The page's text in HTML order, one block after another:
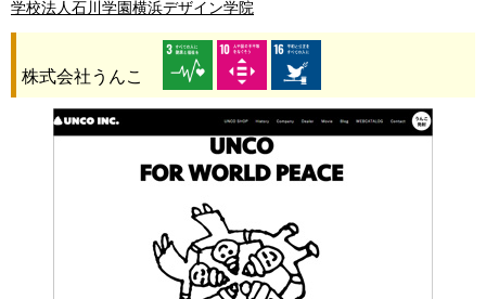
学校法人石川学園横浜デザイン学院
株式会社うんこ